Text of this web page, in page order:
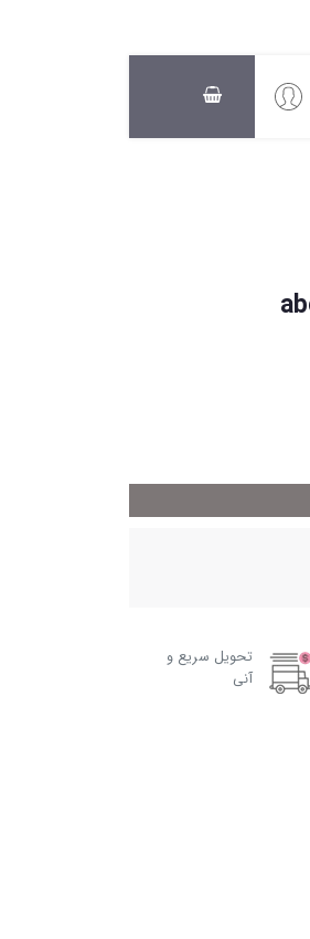
تحویل سریع و
آنی